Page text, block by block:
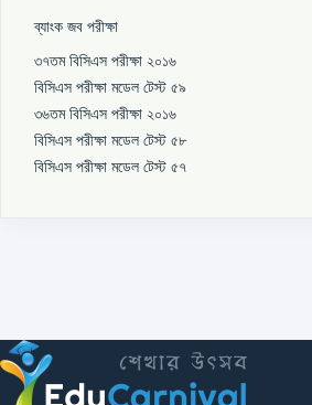
ব্যাংক জব পরীক্ষা
৩৭তম বিসিএস পরীক্ষা ২০১৬
বিসিএস পরীক্ষা মডেল টেস্ট ৫৯
৩৬তম বিসিএস পরীক্ষা ২০১৬
বিসিএস পরীক্ষা মডেল টেস্ট ৫৮
বিসিএস পরীক্ষা মডেল টেস্ট ৫৭